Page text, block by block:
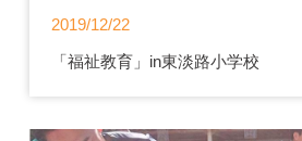
2019/12/22
「福祉教育」in東淡路小学校